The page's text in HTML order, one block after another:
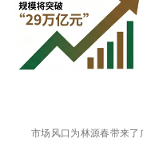
市场风口为林源春带来